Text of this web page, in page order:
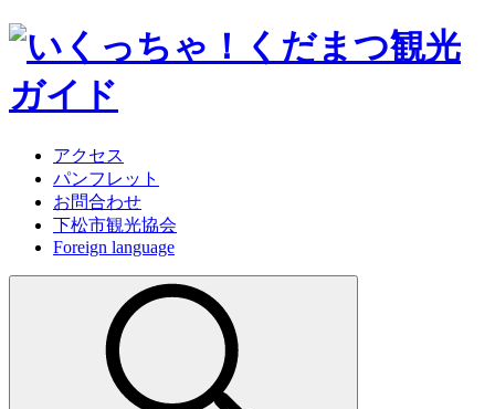
アクセス
パンフレット
お問合わせ
下松市観光協会
Foreign language